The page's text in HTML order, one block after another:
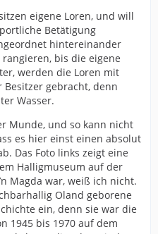
eigene Loren, und will
Betätigung
hintereinander
bis die eigene
werden die Loren mit
gebracht, denn
Wasser.
Munde, und so kann nicht
es hier einst einen absolut
Das Foto links zeigt eine
Halligmuseum auf der
Magda war, weiß ich nicht.
Oland geborene
ein, denn sie war die
1945 bis 1970 auf dem